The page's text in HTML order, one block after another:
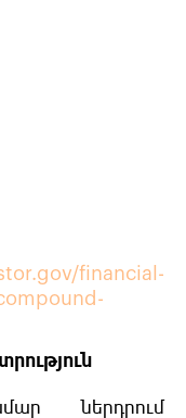
financial-
ներդրում